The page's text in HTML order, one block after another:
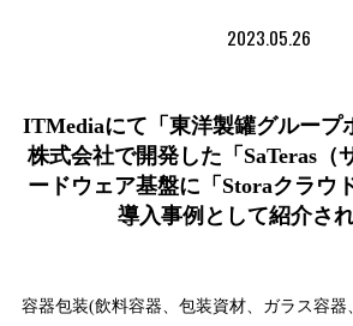
2023.05.26
ITMediaにて「東洋製罐グループ
株式会社で開発した「SaTeras（
ードウェア基盤に「Storaクラウ
導入事例として紹介さ
容器包装(飲料容器、包装資材、ガラス容器